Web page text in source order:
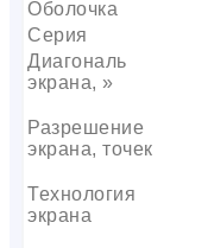
Оболочка
Серия
Диагональ
экрана, »
Разрешение
экрана, точек
Технология
экрана